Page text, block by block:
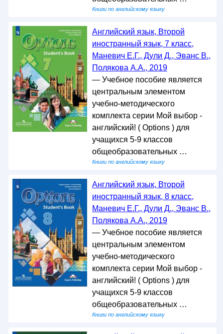
Книги по английскому языку
Английский язык, Второй
иностранный язык, 7 класс,
Маневич Е.Г., Дули Д., Эванс В.,
Полякова А.А., 2019
— Учебное пособие является
центральным элементом
учебно-методического
комплекта серии Мой выбор -
английский! ( Options ) для
учащихся 5-9 классов
общеобразовательных …
Книги по английскому языку
Английский язык, Второй
иностранный язык, 8 класс,
Маневич Е.Г., Дули Д., Эванс В.,
Полякова А.А., 2019
— Учебное пособие является
центральным элементом
учебно-методического
комплекта серии Мой выбор -
английский! ( Options ) для
учащихся 5-9 классов
общеобразовательных …
Книги по английскому языку